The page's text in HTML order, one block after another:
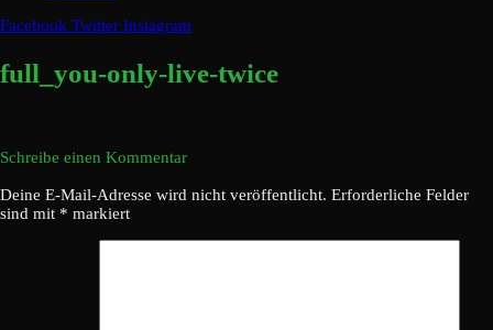
Facebook Twitter Instagram
full_you-only-live-twice
Schreibe einen Kommentar
Deine E-Mail-Adresse wird nicht veröffentlicht. Erforderliche Felder
sind mit * markiert